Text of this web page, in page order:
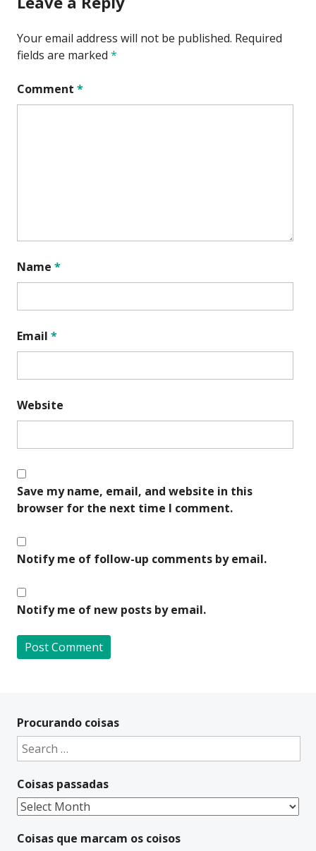
Your email address will not be published. Required
fields are marked *
Comment *
Name *
Email *
Website
Save my name, email, and website in this
browser for the next time I comment.
Notify me of follow-up comments by email.
Notify me of new posts by email.
t
e
a
t
i
v
Procurando coisas
Search
for:
Coisas passadas
Coisas
Coisas que marcam os coisos